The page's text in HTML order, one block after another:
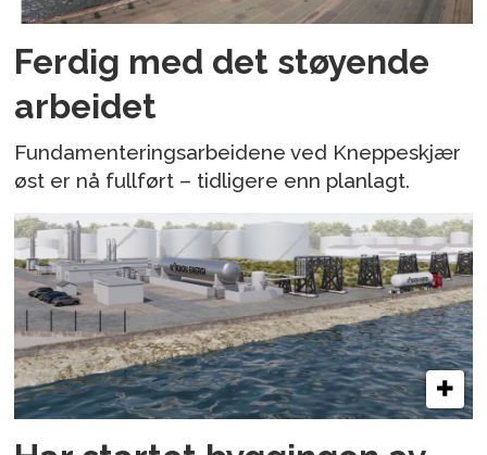
Ferdig med det støyende
arbeidet
Fundamenteringsarbeidene ved Kneppeskjær
øst er nå fullført – tidligere enn planlagt.